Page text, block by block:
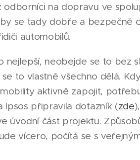
odborníci na dopravu ve
se tady dobře a bezpečně
automobilů.
nejlepší, neobejde se to bez
to vlastně všechno dělá.
aktivně zapojit,
Ipsos připravila dotazník (zde
úvodní část projektu.
vícero, počítá se s